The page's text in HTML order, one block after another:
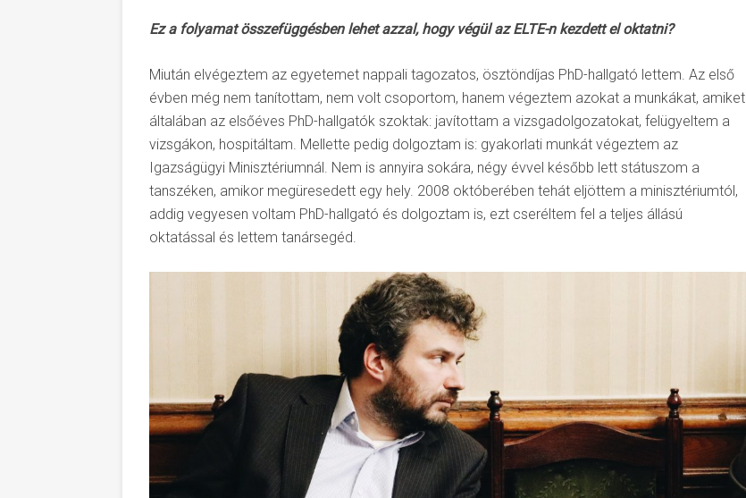
Ez a folyamat összefüggésben lehet azzal, hogy végül az ELTE-n kezdett el oktatni?
Miután elvégeztem az egyetemet nappali tagozatos, ösztöndíjas PhD-hallgató lettem. Az első
évben még nem tanítottam, nem volt csoportom, hanem végeztem azokat a munkákat, amiket
általában az elsőéves PhD-hallgatók szoktak: javítottam a vizsgadolgozatokat, felügyeltem a
vizsgákon, hospitáltam. Mellette pedig dolgoztam is: gyakorlati munkát végeztem az
Igazságügyi Minisztériumnál. Nem is annyira sokára, négy évvel később lett státuszom a
tanszéken, amikor megüresedett egy hely. 2008 októberében tehát eljöttem a minisztériumtól,
addig vegyesen voltam PhD-hallgató és dolgoztam is, ezt cseréltem fel a teljes állású
oktatással és lettem tanársegéd.